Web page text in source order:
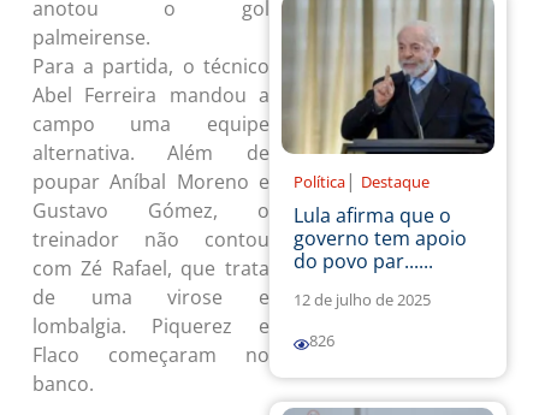
anotou o gol
palmeirense.
Para a partida, o técnico
Abel Ferreira mandou a
campo uma equipe
alternativa. Além de
poupar Aníbal Moreno e
Gustavo Gómez, o
treinador não contou
com Zé Rafael, que trata
de uma virose e
lombalgia. Piquerez e
Flaco começaram no
banco.
Política | Destaque
Lula afirma que o
governo tem apoio
do povo par......
12 de julho de 2025
826